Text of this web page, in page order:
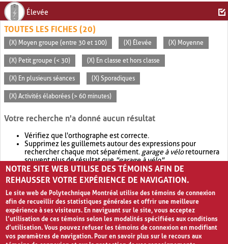
Élevée
TOUTES LES FICHES (20)
(X) Moyen groupe (entre 30 et 100) (X) Élevée (X) Moyenne
(X) Petit groupe (< 30) (X) En classe et hors classe
(X) En plusieurs séances (X) Sporadiques
(X) Activités élaborées (> 60 minutes)
Votre recherche n'a donné aucun résultat
Vérifiez que l'orthographe est correcte.
Supprimez les guillemets autour des expressions pour
rechercher chaque mot séparément. garage à véloretournera
souvent plus de résultat que"garage à vélo".
Envisagez d'élargir votre recherche avec OR.garage OR vélo
retournera souvent plus de résultat quegarage à vélo
NOTRE SITE WEB UTILISE DES TÉMOINS AFIN DE
REHAUSSER VOTRE EXPÉRIENCE DE NAVIGATION.
Le site web de Polytechnique Montréal utilise des témoins de connexion
afin de recueillir des statistiques générales et offrir une meilleure
expérience à ses visiteurs. En naviguant sur le site, vous acceptez
l’utilisation de ces témoins selon les modalités spécifiées aux conditions
d’utilisation. Vous pouvez refuser les témoins de connexion en modifiant
vos paramètres de navigation. Pour en savoir plus sur le recours aux